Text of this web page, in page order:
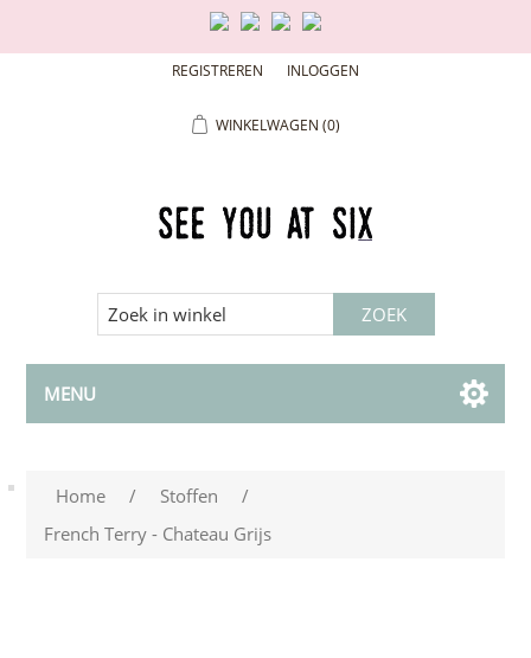
REGISTREREN INLOGGEN
WINKELWAGEN (0)
MENU
Home / Stoffen
/
French Terry - Chateau Grijs